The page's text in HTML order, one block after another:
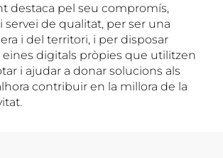
destaca pel seu compromís,
servei de qualitat, per ser una
i del territori, i per disposar
eines digitals pròpies que utilitzen
i ajudar a donar solucions als
contribuir en la millora de la